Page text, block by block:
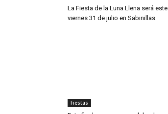
La Fiesta de la Luna Llena será este
viernes 31 de julio en Sabinillas
Fiestas